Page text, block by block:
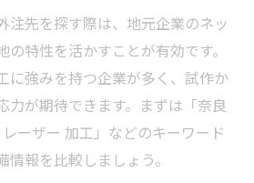
外注を成功させるコツ
注を成功に導く実践ポイント
注で得られる業務効率化
属加工で活用したい相談事例
工活用による納期短縮の工夫
託で品質とコストを両立させる
注先を探す際は、地元企業のネッ
の特性を活かすことが有効です。
に強みを持つ企業が多く、試作か
力が期待できます。まずは「奈良
ーザー 加工」などのキーワード
報を比較しましょう。